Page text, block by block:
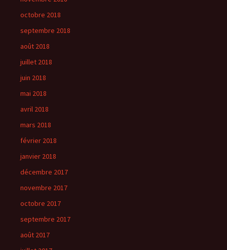
octobre 2018
septembre 2018
août 2018
juillet 2018
juin 2018
mai 2018
avril 2018
mars 2018
février 2018
janvier 2018
décembre 2017
novembre 2017
octobre 2017
septembre 2017
août 2017